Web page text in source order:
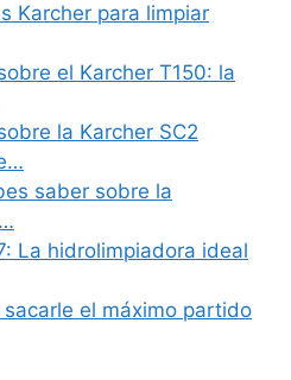
Karcher para limpiar
el Karcher T150: la
la Karcher SC2
saber sobre la
La hidrolimpiadora ideal
el máximo partido